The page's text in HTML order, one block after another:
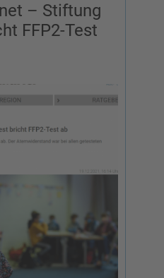
– Stiftung
FFP2-Test